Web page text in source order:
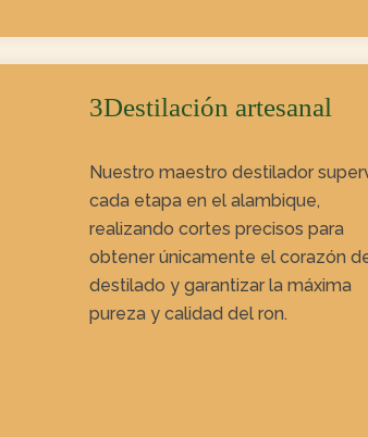
3Destilación artesanal
Nuestro maestro destilador
cada etapa en el alambique,
realizando cortes precisos para
obtener únicamente el corazón
destilado y garantizar la máxima
pureza y calidad del ron.